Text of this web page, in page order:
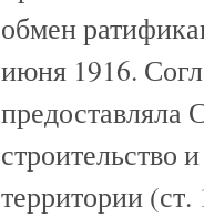
обмен
июня 1916.
строительство
территории